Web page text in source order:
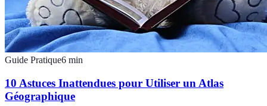
Guide Pratique6 min
10 Astuces Inattendues pour Utiliser un Atlas
Géographique